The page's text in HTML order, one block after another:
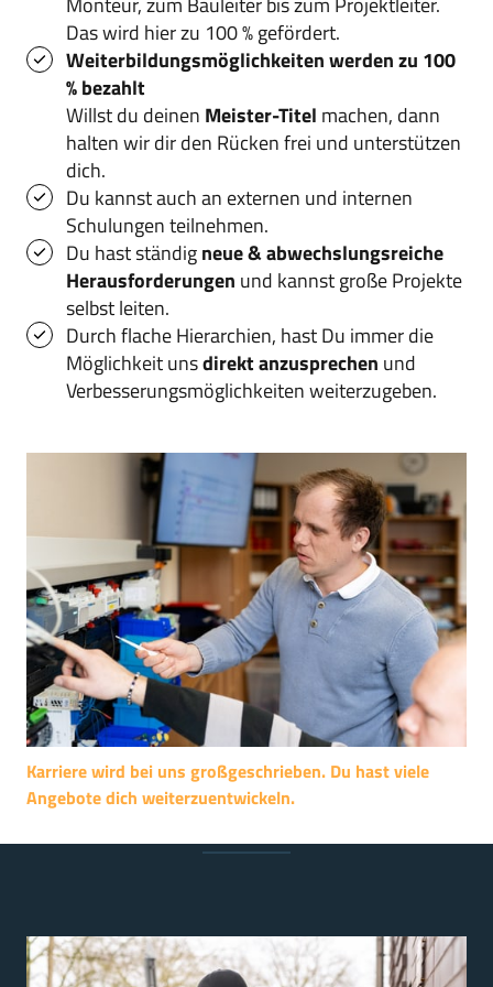
Das wird hier zu 100 % gefördert.
Weiterbildungsmöglichkeiten werden zu 100
% bezahlt
Willst du deinen Meister-Titel machen, dann
halten wir dir den Rücken frei und unterstützen
dich.
Du kannst auch an externen und internen
Schulungen teilnehmen.
Du hast ständig neue & abwechslungsreiche
Herausforderungen und kannst große Projekte
selbst leiten.
Durch flache Hierarchien, hast Du immer die
Möglichkeit uns direkt anzusprechen und
Verbesserungsmöglichkeiten weiterzugeben.
Karriere wird bei uns großgeschrieben. Du hast
Angebote dich weiterzuentwickeln.